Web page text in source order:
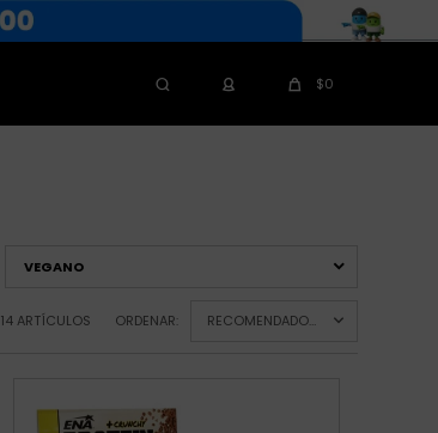
$0
VEGANO
14 ARTÍCULOS ORDENAR: RECOMENDADOS